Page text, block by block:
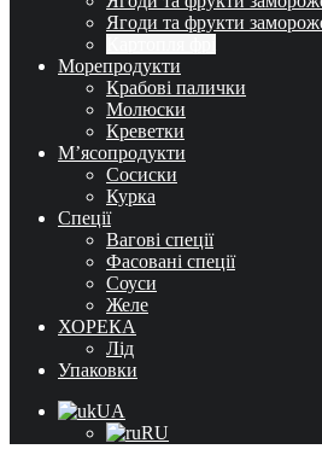
Ягоди та фрукти
Морепродукти
Крабові палички
Молюски
Креветки
М’ясопродукти
Сосиски
Курка
Спеції
Вагові спеції
Фасовані спеції
Соуси
Желе
ХОРЕКА
Лід
Упаковки
UA
RU